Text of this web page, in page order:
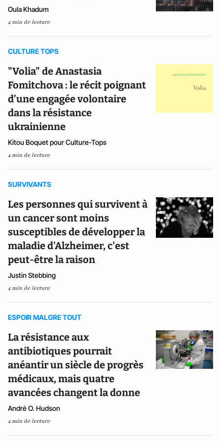
Oula Khadum
4 min de lecture
CULTURE TOPS
"Volia" de Anastasia
Fomitchova : le récit poignant
d’une engagée volontaire
dans la résistance
ukrainienne
Kitou Boquet pour Culture-Tops
4 min de lecture
SURVIVANTS
Les personnes qui survivent à
un cancer sont moins
susceptibles de développer la
maladie d'Alzheimer, c'est
peut-être la raison
Justin Stebbing
4 min de lecture
ESPOIR MALGRE TOUT
La résistance aux
antibiotiques pourrait
anéantir un siècle de progrès
médicaux, mais quatre
avancées changent la donne
André O. Hudson
4 min de lecture